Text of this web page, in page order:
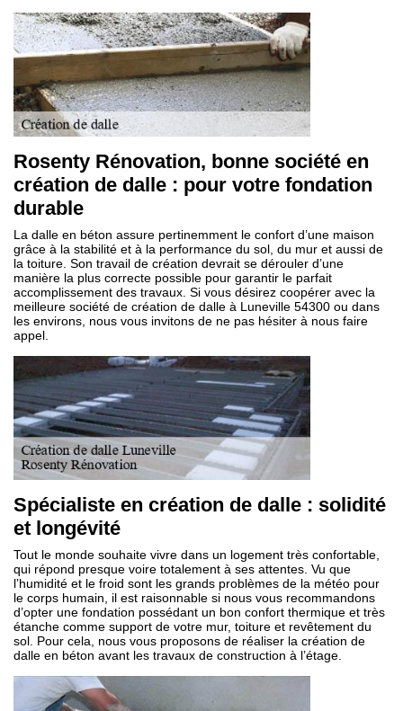
Rosenty Rénovation, bonne société en
création de dalle : pour votre fondation
durable
La dalle en béton assure pertinemment le confort d’une maison
grâce à la stabilité et à la performance du sol, du mur et aussi de
la toiture. Son travail de création devrait se dérouler d’une
manière la plus correcte possible pour garantir le parfait
accomplissement des travaux. Si vous désirez coopérer avec la
meilleure société de création de dalle à Luneville 54300 ou dans
les environs, nous vous invitons de ne pas hésiter à nous faire
appel.
Spécialiste en création de dalle : solidité
et longévité
Tout le monde souhaite vivre dans un logement très confortable,
qui répond presque voire totalement à ses attentes. Vu que
l’humidité et le froid sont les grands problèmes de la météo pour
le corps humain, il est raisonnable si nous vous recommandons
d’opter une fondation possédant un bon confort thermique et très
étanche comme support de votre mur, toiture et revêtement du
sol. Pour cela, nous vous proposons de réaliser la création de
dalle en béton avant les travaux de construction à l’étage.